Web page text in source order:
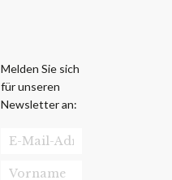
Melden Sie sich
für unseren
Newsletter an: